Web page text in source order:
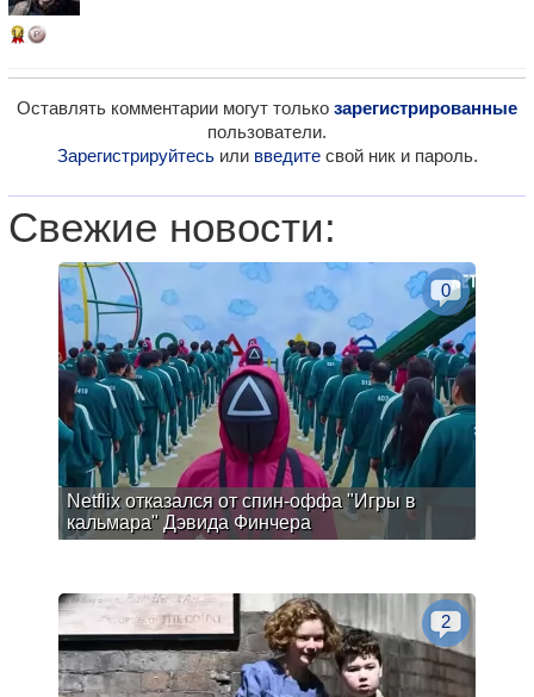
14
Оставлять комментарии могут только зарегистрированные
пользователи.
Зарегистрируйтесьили введитесвой ник и пароль.
Свежие новости:
Netflix отказался от спин-оффа "Игры в
кальмара" Дэвида Финчера
0
2